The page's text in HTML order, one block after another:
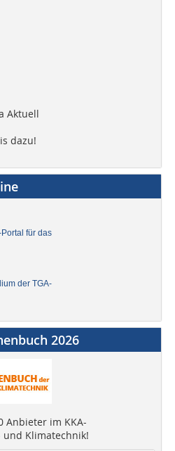
Aktuell
dazu!
für das
der TGA-
2026
Anbieter im KKA-
Klimatechnik!